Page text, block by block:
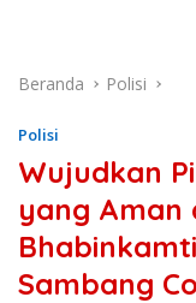
Beranda Polisi
Polisi
Wujudkan
yang Aman
Sambang